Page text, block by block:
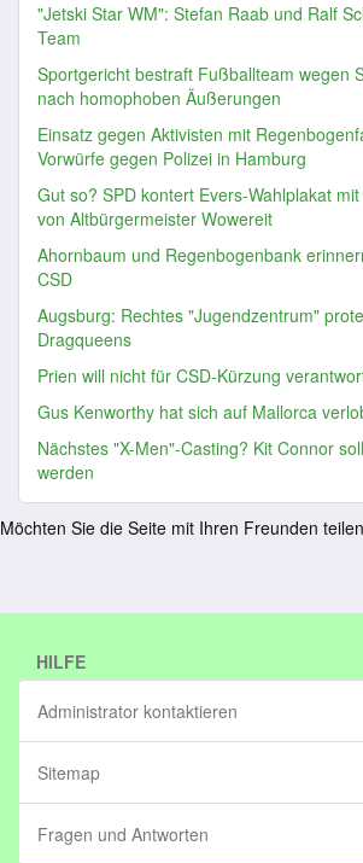
"Jetski Star WM": Stefan Raab und Ralf
Team
Sportgericht bestraft Fußballteam wegen
nach homophoben Äußerungen
Einsatz gegen Aktivisten mit
Vorwürfe gegen Polizei in Hamburg
Gut so? SPD kontert Evers-Wahlplakat
von Altbürgermeister Wowereit
Ahornbaum und Regenbogenbank
CSD
Augsburg: Rechtes "Jugendzentrum"
Dragqueens
Prien will nicht für CSD-Kürzung
Gus Kenworthy hat sich auf Mallorca
Nächstes "X-Men"-Casting? Kit Connor
werden
Möchten Sie die Seite mit Ihren Freunden
HILFE
Administrator kontaktieren
Sitemap
Fragen und Antworten